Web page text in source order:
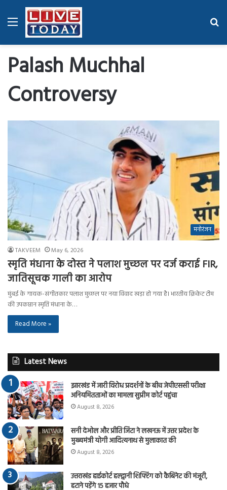
Menu
Palash Muchhal
Controversy
मनोरंजन
TAKVEEM May 6, 2026
स्मृति मंधाना के दोस्त ने पलाश मुच्छल पर दर्ज कराई FIR,
जातिसूचक गाली का आरोप
मुंबई के गायक-संगीतकार पलाश मुच्छल पर नया विवाद खड़ा हो गया है। भारतीय क्रिकेट टीम
की उपकप्तान स्मृति मंधाना के…
Read More »
Latest News
झारखंड में जारी विरोध प्रदर्शनों के बीच जेपीएससी परीक्षा
अनियमितताओं का मामला सुप्रीम कोर्ट पहुंचा
August 8, 2026
सनी देओल और प्रीति जिंटा ने लखनऊ में उत्तर प्रदेश के
मुख्यमंत्री योगी आदित्यनाथ से मुलाकात की
August 8, 2026
उत्तराखंड हाईकोर्ट हल्द्वानी शिफ्टिंग को कैबिनेट की मंजूरी,
हटाने पड़ेंगे 15 हजार पौधे